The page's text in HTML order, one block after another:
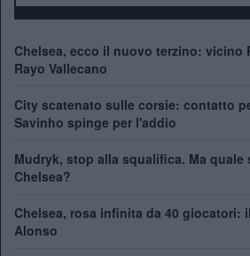
Chelsea, ecco il nuovo terzino: vicino
Rayo Vallecano
City scatenato sulle corsie: contatto
Savinho spinge per l'addio
Mudryk, stop alla squalifica. Ma
Chelsea?
Chelsea, rosa infinita da 40 giocatori:
Alonso